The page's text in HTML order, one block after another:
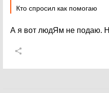
Кто спросил как помогаю
А я вот людЯм не подаю.